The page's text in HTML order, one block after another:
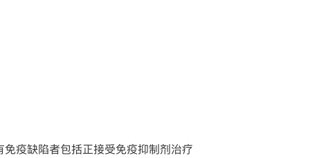
疫缺陷者包括正接受免疫抑制剂治疗